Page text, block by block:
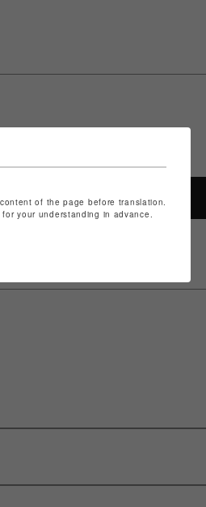
SHOP TOP
of the page before translation.
your understanding in advance.